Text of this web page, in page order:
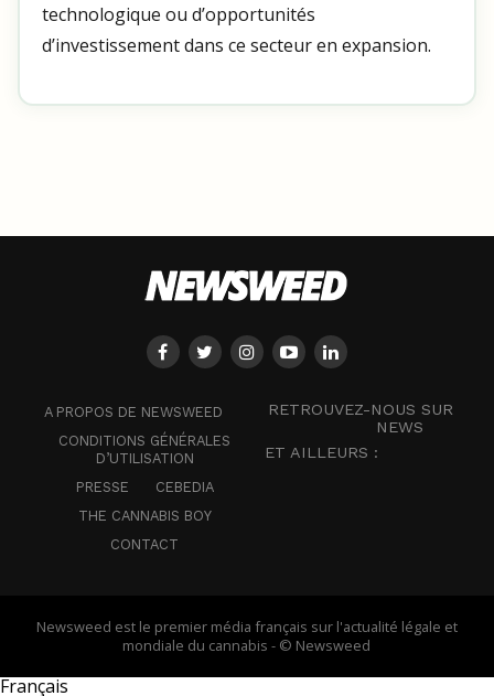
technologique ou d’opportunités
d’investissement dans ce secteur en expansion.
A PROPOS DE NEWSWEED
CONDITIONS GÉNÉRALES
D’UTILISATION
PRESSE
CEBEDIA
THE CANNABIS BOY
CONTACT
RETROUVEZ-NOUS SUR
NEWS
ET AILLEURS :
Newsweed est le premier média français sur l'actualité légale et
mondiale du cannabis - © Newsweed
Français